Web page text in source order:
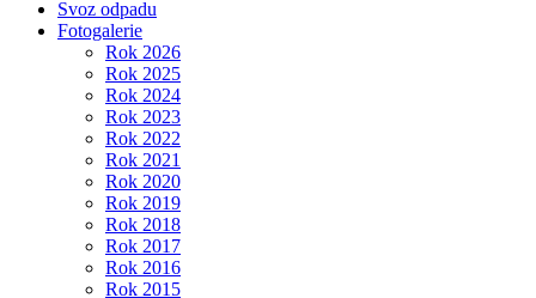
Svoz odpadu
Fotogalerie
Rok 2026
Rok 2025
Rok 2024
Rok 2023
Rok 2022
Rok 2021
Rok 2020
Rok 2019
Rok 2018
Rok 2017
Rok 2016
Rok 2015